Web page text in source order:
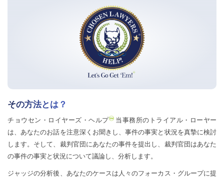
その方法とは？
チョウセン・ロイヤーズ・ヘルプ 当事務所のトライアル・ローヤー
は、あなたのお話を注意深くお聞きし、事件の事実と状況を真摯に検討
します。そして、裁判官団にあなたの事件を提出し、裁判官団はあなた
の事件の事実と状況について議論し、分析します。
ジャッジの分析後、あなたのケースは人々のフォーカス・グループに提